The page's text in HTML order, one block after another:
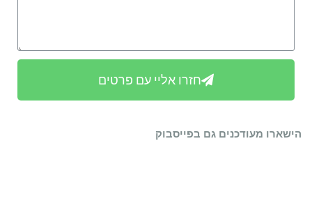
חזרו אליי עם פרטים
הישארו מעודכנים גם בפייסבוק